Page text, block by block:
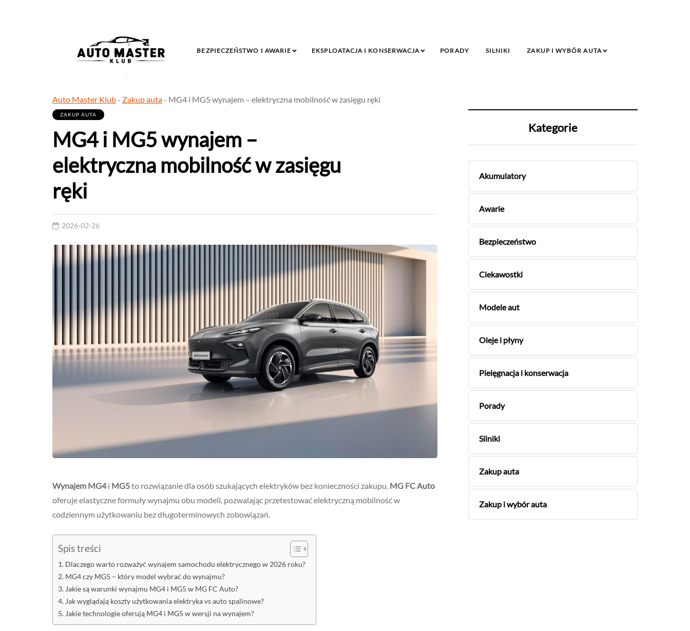
BEZPIECZEŃSTWO I AWARIE EKSPLOATACJA I KONSERWACJA PORADY SILNIKI ZAKUP I WYBÓR AUTA
Auto Master Klub- Zakup auta- MG4 i MG5 wynajem – elektryczna mobilność w zasięgu ręki
ZAKUP AUTA
MG4 i MG5 wynajem –
elektryczna mobilność w zasięgu
ręki
2026-02-26
Wynajem MG4i MG5to rozwiązanie dla osób szukających elektryków bez konieczności zakupu. MG FC Auto
oferuje elastyczne formuły wynajmu obu modeli, pozwalając przetestować elektryczną mobilność w
codziennym użytkowaniu bez długoterminowych zobowiązań.
Spis treści
Dlaczego warto rozważyć wynajem samochodu elektrycznego w 2026 roku?
MG4 czy MG5 – który model wybrać do wynajmu?
Jakie są warunki wynajmu MG4 i MG5 w MG FC Auto?
Jak wyglądają koszty użytkowania elektryka vs auto spalinowe?
Jakie technologie oferują MG4 i MG5 w wersji na wynajem?
Kategorie
Akumulatory
Awarie
Bezpieczeństwo
Ciekawostki
Modele aut
Oleje i płyny
Pielęgnacja i konserwacja
Porady
Silniki
Zakup auta
Zakup i wybór auta